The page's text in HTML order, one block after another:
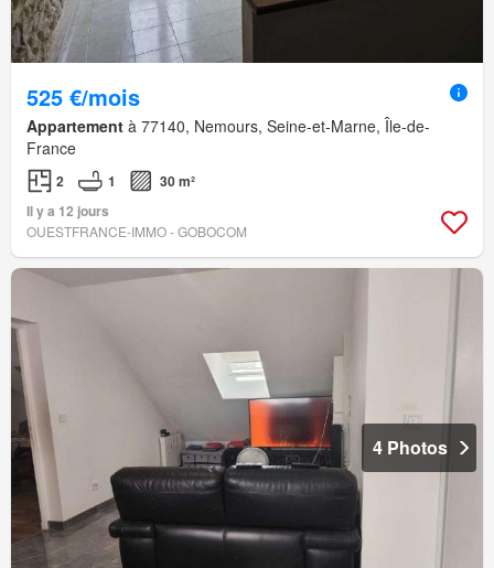
525 €/mois
Appartement à 77140, Nemours, Seine-et-Marne, Île-de-
France
2 1
30 m²
Il y a 12 jours
OUESTFRANCE-IMMO - GOBOCOM
4 Photos